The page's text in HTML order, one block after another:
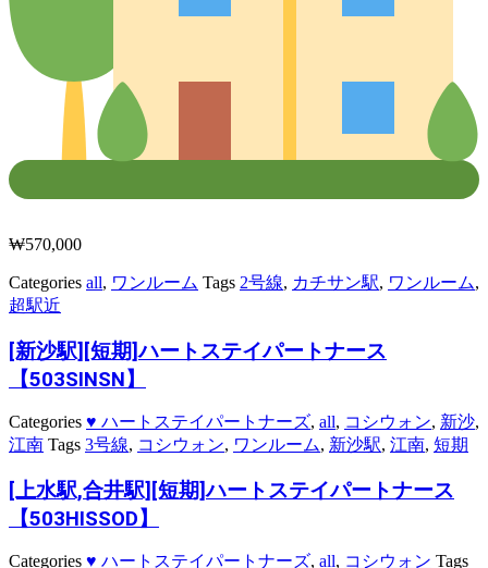
₩570,000
Categories all, ワンルーム Tags 2号線, カチサン駅, ワンルーム,
超駅近
[新沙駅][短期]ハートステイパートナース
【503SINSN】
Categories ♥ ハートステイパートナーズ, all, コシウォン, 新沙,
江南 Tags 3号線, コシウォン, ワンルーム, 新沙駅, 江南, 短期
[上水駅,合井駅][短期]ハートステイパートナース
【503HISSOD】
Categories ♥ ハートステイパートナーズ, all, コシウォン Tags